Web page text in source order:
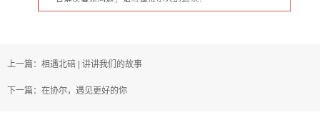
上一篇：相遇北碚 | 讲讲我们的故事
下一篇：在协尔，遇见更好的你